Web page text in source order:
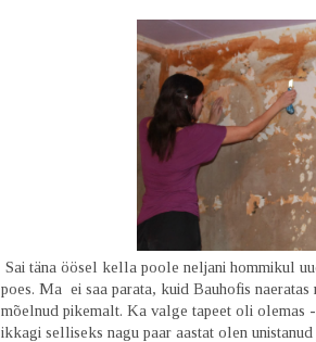
Sai täna öösel kella poole neljani hommikul
poes. Ma ei saa parata, kuid Bauhofis
mõelnud pikemalt. Ka valge tapeet oli olemas
ikkagi selliseks nagu paar aastat olen